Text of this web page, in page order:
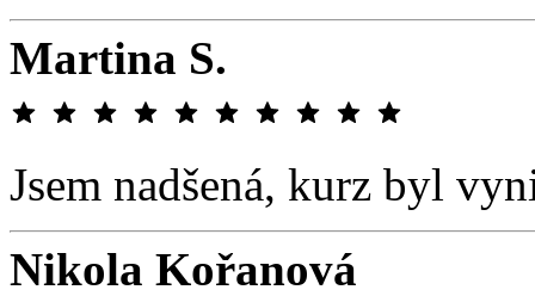
Martina S.
Jsem nadšená, kurz byl
Nikola Kořanová